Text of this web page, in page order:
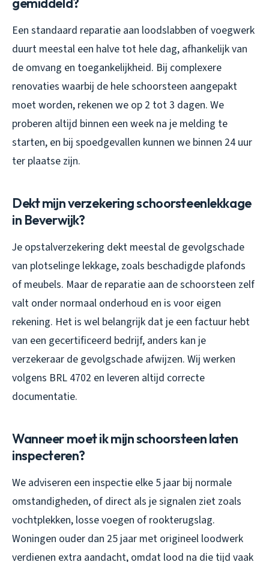
Een standaard reparatie aan loodslabben of voegwerk
duurt meestal een halve tot hele dag, afhankelijk van
de omvang en toegankelijkheid. Bij complexere
renovaties waarbij de hele schoorsteen aangepakt
moet worden, rekenen we op 2 tot 3 dagen. We
proberen altijd binnen een week na je melding te
starten, en bij spoedgevallen kunnen we binnen 24 uur
ter plaatse zijn.
Dekt mijn verzekering schoorsteenlekkage
in Beverwijk?
Je opstalverzekering dekt meestal de gevolgschade
van plotselinge lekkage, zoals beschadigde plafonds
of meubels. Maar de reparatie aan de schoorsteen zelf
valt onder normaal onderhoud en is voor eigen
rekening. Het is wel belangrijk dat je een factuur hebt
van een gecertificeerd bedrijf, anders kan je
verzekeraar de gevolgschade afwijzen. Wij werken
volgens BRL 4702 en leveren altijd correcte
documentatie.
Wanneer moet ik mijn schoorsteen laten
inspecteren?
We adviseren een inspectie elke 5 jaar bij normale
omstandigheden, of direct als je signalen ziet zoals
vochtplekken, losse voegen of rookterugslag.
Woningen ouder dan 25 jaar met origineel loodwerk
verdienen extra aandacht, omdat lood na die tijd vaak